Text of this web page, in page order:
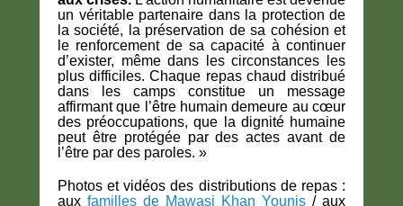
un véritable partenaire dans la protection de
la société, la préservation de sa cohésion et
le renforcement de sa capacité à continuer
d’exister, même dans les circonstances les
plus difficiles. Chaque repas chaud distribué
dans les camps constitue un message
affirmant que l’être humain demeure au cœur
des préoccupations, que la dignité humaine
peut être protégée par des actes avant de
l’être par des paroles. »
Photos et vidéos des distributions de repas :
aux familles de Mawasi Khan Younis / aux